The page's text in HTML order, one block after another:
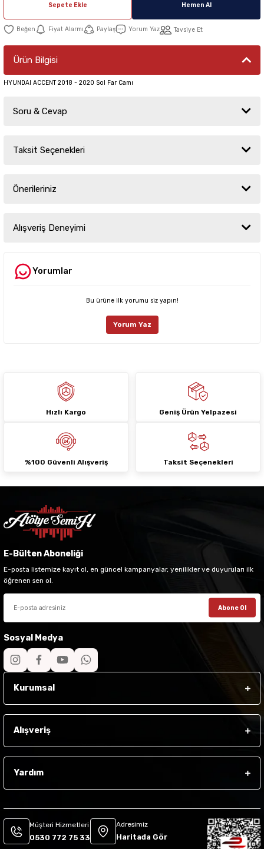
Sepete Ekle Hemen Al
Fiyat Alarmı Paylaş Yorum Yaz Tavsiye Et
Ürün Bilgisi
HYUNDAI ACCENT 2018 - 2020 Sol Far Camı
Soru & Cevap
Ürün hakkında henüz soru sorulmamış.
Taksit Seçenekleri
Önerileriniz
yetersiz gördüğünüz noktaları öneri formunu kullanarak tarafımıza
iletebilirsiniz.
Ürün resmi kalitesiz, bozuk veya görüntülenemiyor.
Ürün fiyatı diğer sitelerden daha pahalı.
Alışveriş Deneyimi
Deneyimini Paylaş
Yorumlar
Bu ürüne ilk yorumu siz yapın!
Yorum Yaz
Hızlı Kargo Geniş Ürün Yelpazesi
%100 Güvenli Alışveriş Taksit Seçenekleri
E-Bülten Aboneliği
E-posta listemize kayıt ol, en güncel kampanyalar, yenilikler ve duyuruları ilk
öğrenen sen ol.
Abone Ol
Sosyal Medya
Kurumsal
Alışveriş
Yardım
Müşteri Hizmetleri
0530 772 75 33
Adresimiz
Haritada Gör